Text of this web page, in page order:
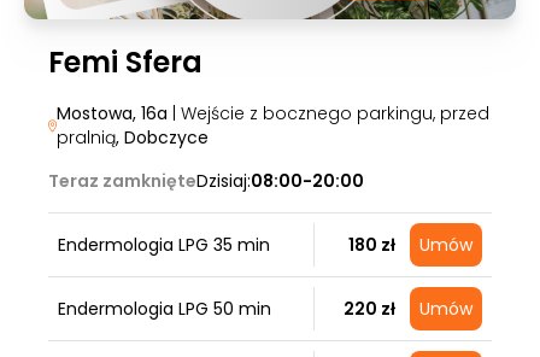
Femi Sfera
Mostowa, 16a | Wejście z bocznego parkingu, przed
pralnią, Dobczyce
Teraz zamknięteDzisiaj:08:00-20:00
Endermologia LPG 35 min 180 zł Umów
Endermologia LPG 50 min 220 zł Umów